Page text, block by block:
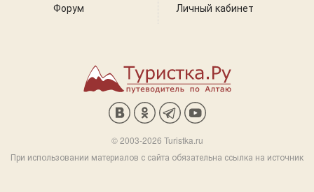
Форум
Личный кабинет
© 2003-2026 Turistka.ru
При использовании материалов с сайта обязательна ссылка на источник